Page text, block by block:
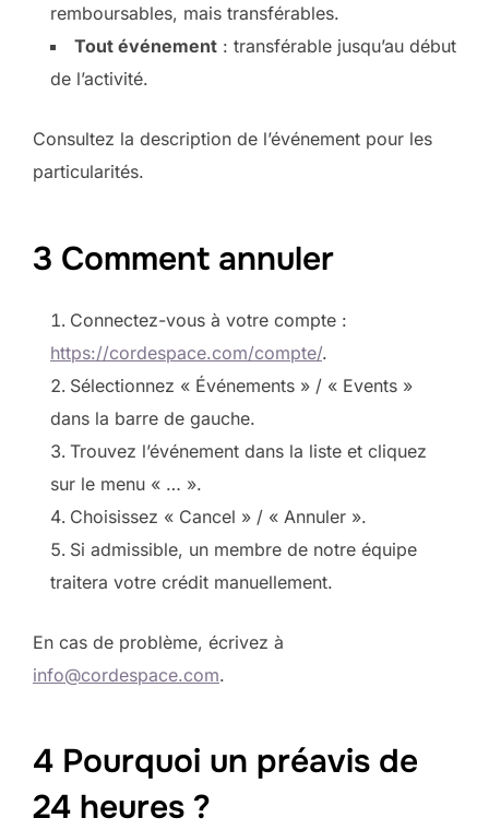
remboursables, mais transférables.
Tout événement : transférable jusqu’au début
de l’activité.
Consultez la description de l’événement pour les
particularités.
3 Comment annuler
Connectez-vous à votre compte :
https://cordespace.com/compte/.
Sélectionnez « Événements » / « Events »
dans la barre de gauche.
Trouvez l’événement dans la liste et cliquez
sur le menu « … ».
Choisissez « Cancel » / « Annuler ».
Si admissible, un membre de notre équipe
traitera votre crédit manuellement.
En cas de problème, écrivez à
info@cordespace.com.
4 Pourquoi un préavis de
24 heures ?